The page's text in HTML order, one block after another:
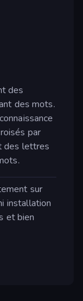
des
des mots.
par
des lettres
sur
installation
et bien